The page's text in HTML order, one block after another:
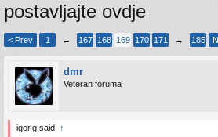
postavljajte ovdje
< Prev 1 ← 167 168 169 170 171 → 185
dmr
Veteran foruma
igor.g said: ↑